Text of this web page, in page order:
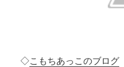
◇こもちあっこのブログ